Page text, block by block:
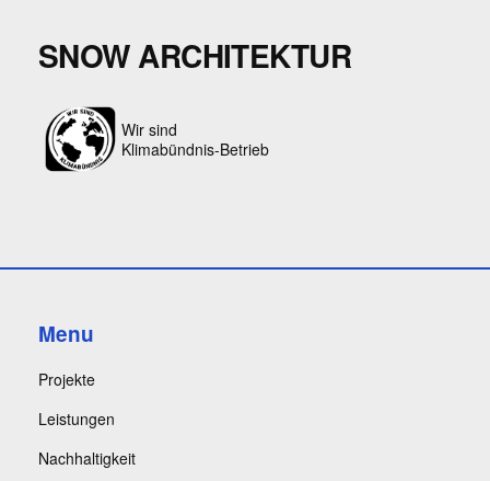
SNOW ARCHITEKTUR
Wir sind
Klimabündnis-Betrieb
Menu
Projekte
Leistungen
Nachhaltigkeit